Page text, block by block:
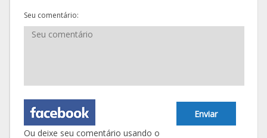
Seu comentário:
Enviar
Ou deixe seu comentário usando o